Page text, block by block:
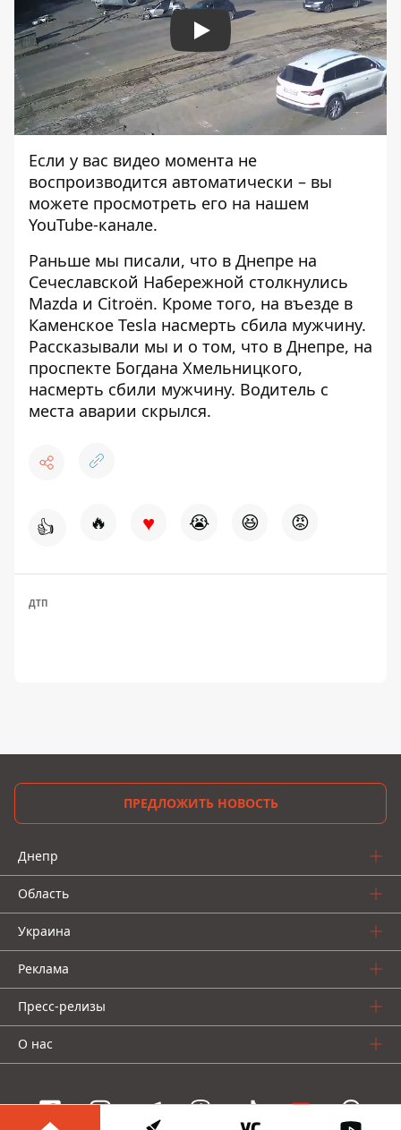
Play
Если у вас видео момента не
воспроизводится автоматически – вы
можете просмотреть его на нашем
YouTube-канале.
Раньше мы писали, что в Днепре на
Сечеславской Набережной столкнулись
Mazda и Citroën. Кроме того, на въезде в
Каменское Tesla насмерть сбила мужчину.
Рассказывали мы и о том, что в Днепре, на
проспекте Богдана Хмельницкого,
насмерть сбили мужчину. Водитель с
места аварии скрылся.
👍 🔥 ♥ 😭 😆 😡
ДТП
ПРЕДЛОЖИТЬ НОВОСТЬ
Днепр
Область
Украина
Реклама
Пресс-релизы
О нас